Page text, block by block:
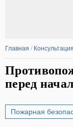
Главная /
перед
Пожарная